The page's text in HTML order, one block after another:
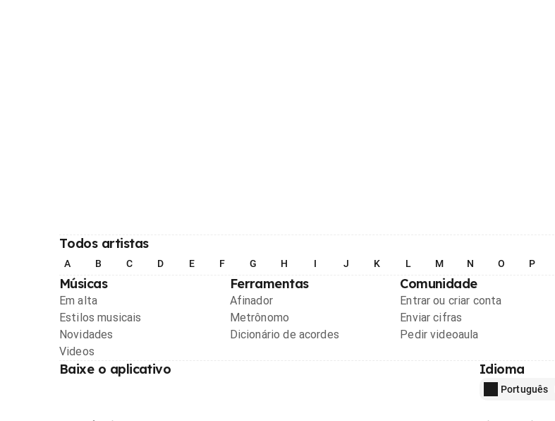
Todos artistas
A B C D E F G H I J K L M N O P
Músicas
Em alta
Estilos musicais
Novidades
Videos
Ferramentas
Afinador
Metrônomo
Dicionário de acordes
Comunidade
Entrar ou criar conta
Enviar cifras
Pedir videoaula
Baixe o aplicativo Idioma
Português